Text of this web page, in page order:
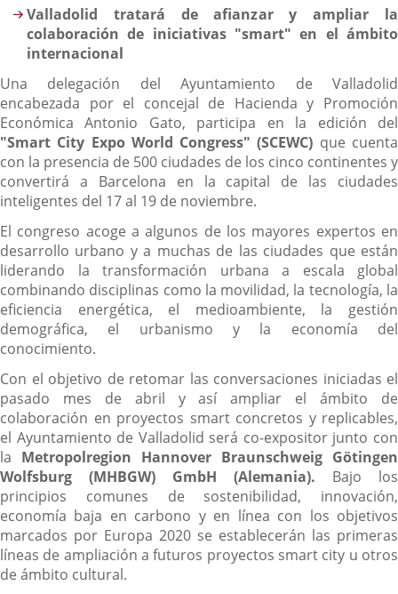
Descripción
Valladolid tratará de afianzar y ampliar la
colaboración de iniciativas "smart" en el ámbito
internacional
Una delegación del Ayuntamiento de Valladolid
encabezada por el concejal de Hacienda y Promoción
Económica Antonio Gato, participa en la edición del
"Smart City Expo World Congress" (SCEWC) que cuenta
con la presencia de 500 ciudades de los cinco continentes y
convertirá a Barcelona en la capital de las ciudades
inteligentes del 17 al 19 de noviembre.
El congreso acoge a algunos de los mayores expertos en
desarrollo urbano y a muchas de las ciudades que están
liderando la transformación urbana a escala global
combinando disciplinas como la movilidad, la tecnología, la
eficiencia energética, el medioambiente, la gestión
demográfica, el urbanismo y la economía del
conocimiento.
Con el objetivo de retomar las conversaciones iniciadas el
pasado mes de abril y así ampliar el ámbito de
colaboración en proyectos smart concretos y replicables,
el Ayuntamiento de Valladolid será co-expositor junto con
la Metropolregion Hannover Braunschweig Götingen
Wolfsburg (MHBGW) GmbH (Alemania). Bajo los
principios comunes de sostenibilidad, innovación,
economía baja en carbono y en línea con los objetivos
marcados por Europa 2020 se establecerán las primeras
líneas de ampliación a futuros proyectos smart city u otros
de ámbito cultural.